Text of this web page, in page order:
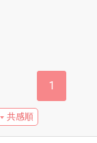
1
共感順